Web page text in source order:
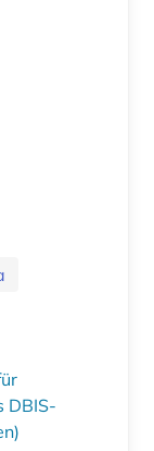
DBIS-